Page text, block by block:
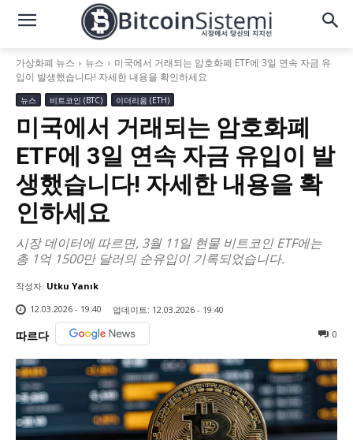
가상화폐 뉴스 뉴스
미국에서 거래되는 암호화폐 ETF에 3일 연속 자금 유
입이 발생했습니다! 자세한 내용을 확인하세요
뉴스 비트코인 (BTC) 이더리움 (ETH)
미국에서 거래되는 암호화폐
ETF에 3일 연속 자금 유입이 발
생했습니다! 자세한 내용을 확
인하세요
시장 데이터에 따르면, 3월 11일 현물 비트코인 ETF에는
총 1억 1500만 달러의 순유입이 기록되었습니다.
작성자: Utku Yanık
12.03.2026 - 19:40
업데이트: 12.03.2026 - 19:40
따르다 0